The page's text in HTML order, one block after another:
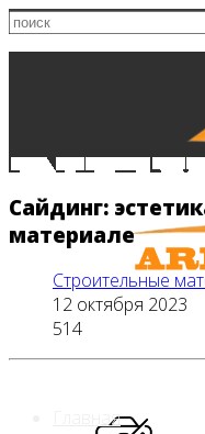
Главная
Сайдинг:
материале
Строительные
12 октября 2023
514